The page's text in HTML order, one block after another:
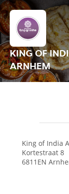
KING OF
ARNHEM
King of India
Kortestraat 8
6811EN